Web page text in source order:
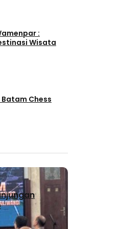
:
Wisata
Batam Chess